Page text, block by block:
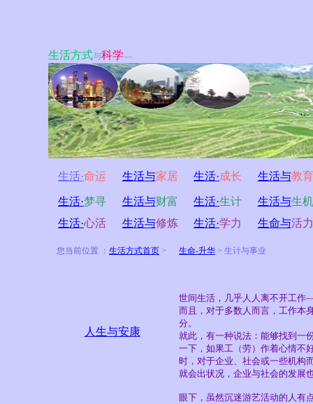
生活方式与科学—
生活·命运 生活与家居 生活·成长 生活与教育
生活·梦寻 生活与财富 生活·生计 生活与生机
生活·心活 生活与修炼 生活·学力 生命与活力
您当前位置 ： 生活方式首页 >
人生与安康
生命-升华 > 生计与事业
世间生活，几乎人人离不开工
而且，对于多数人而言，工作本
分。
就此，有一种说法：能够找到一
一下，如果工（劳）作着心情不
时，对于企业、社会或一些机构
就会出状况，企业与社会的发展
眼下，虽然沉迷游艺活动的人有